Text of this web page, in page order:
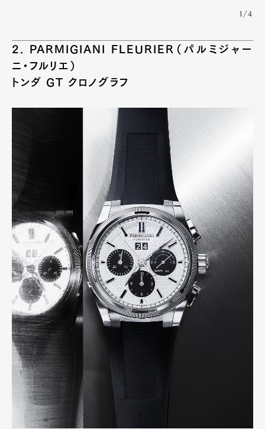
1/4
2. PARMIGIANI FLEURIER（パルミジャー
ニ・フルリエ）
トンダ GT クロノグラフ